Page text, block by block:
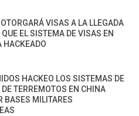
VISAS A LA LLEGADA
QUE EL SISTEMA DE VISAS EN
HACKEADO
HACKEO LOS SISTEMAS DE
TERREMOTOS EN CHINA
BASES MILITARES